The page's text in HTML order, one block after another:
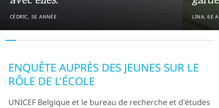
CÉDRIC, 5E ANNÉE LINA, 6E
ENQUÊTE AUPRÈS DES JEUNES SUR LE
RÔLE DE L'ÉCOLE
UNICEF Belgique et le bureau de recherche et d'études